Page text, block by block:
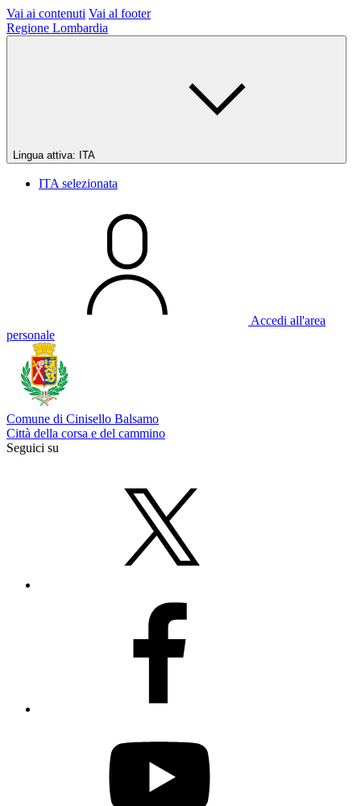
Vai ai contenuti Vai al footer
Regione Lombardia
Lingua attiva: ITA
ITA selezionata
Accedi all'area
personale
Comune di Cinisello Balsamo
Città della corsa e del cammino
Seguici su